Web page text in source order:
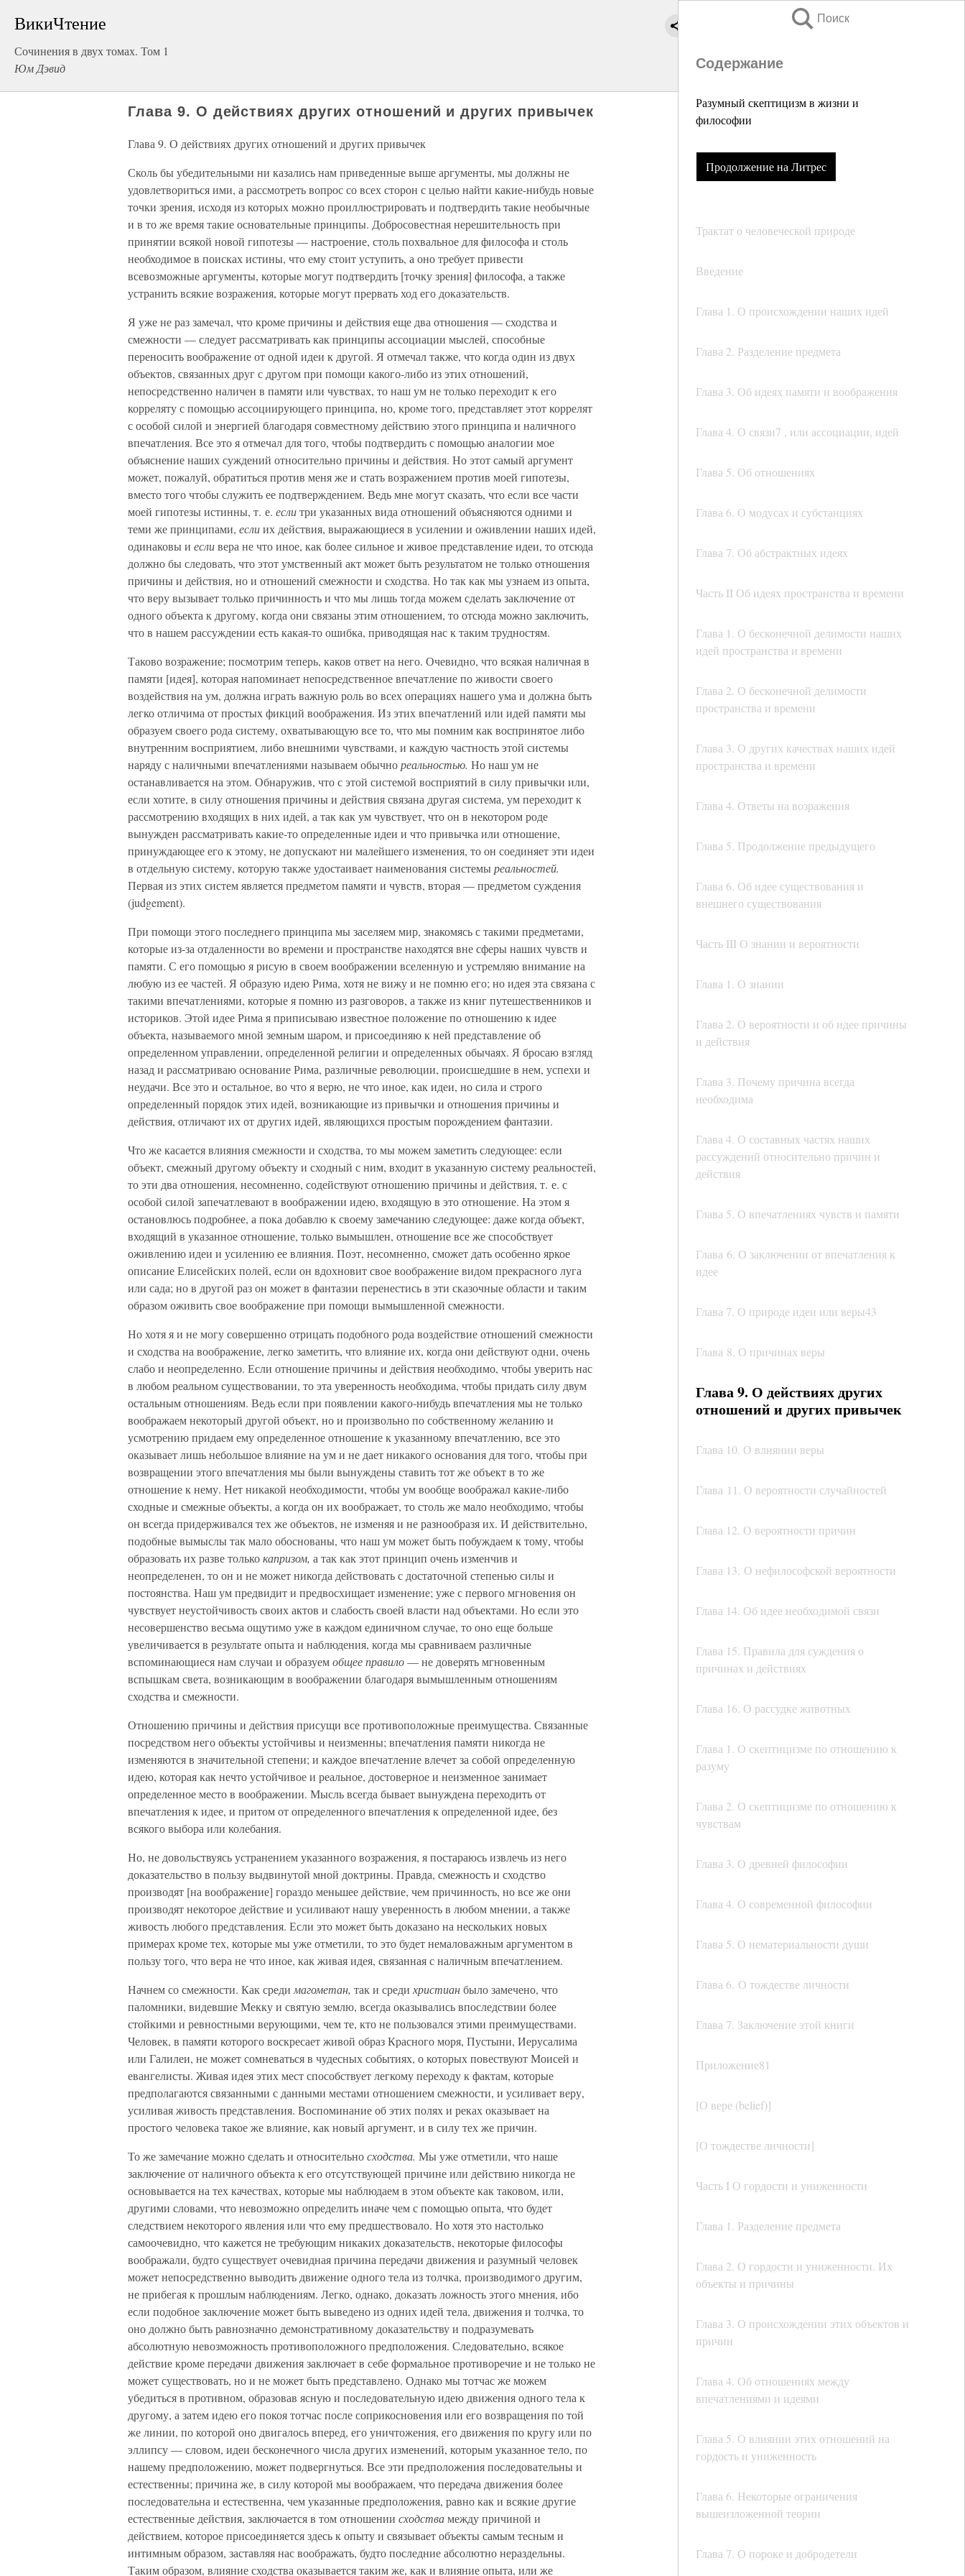
ВикиЧтение
Сочинения в двух томах. Том 1
Юм Дэвид
Поиск
Содержание
Разумный скептицизм в жизни и
философии
Продолжение на Литрес
Трактат о человеческой природе
Введение
Глава 1. О происхождении наших идей
Глава 2. Разделение предмета
Глава 3. Об идеях памяти и воображения
Глава 4. О связи7 , или ассоциации, идей
Глава 5. Об отношениях
Глава 6. О модусах и субстанциях
Глава 7. Об абстрактных идеях
Часть II Об идеях пространства и времени
Глава 1. О бесконечной делимости наших
идей пространства и времени
Глава 2. О бесконечной делимости
пространства и времени
Глава 3. О других качествах наших идей
пространства и времени
Глава 4. Ответы на возражения
Глава 5. Продолжение предыдущего
Глава 6. Об идее существования и
внешнего существования
Часть III О знании и вероятности
Глава 1. О знании
Глава 2. О вероятности и об идее причины
и действия
Глава 3. Почему причина всегда
необходима
Глава 4. О составных частях наших
рассуждений относительно причин и
действия
Глава 5. О впечатлениях чувств и памяти
Глава 6. О заключении от впечатления к
идее
Глава 7. О природе идеи или веры43
Глава 8. О причинах веры
Глава 9. О действиях других
отношений и других привычек
Глава 10. О влиянии веры
Глава 11. О вероятности случайностей
Глава 12. О вероятности причин
Глава 13. О нефилософской вероятности
Глава 14. Об идее необходимой связи
Глава 15. Правила для суждения о
причинах и действиях
Глава 16. О рассудке животных
Глава 1. О скептицизме по отношению к
разуму
Глава 2. О скептицизме по отношению к
чувствам
Глава 3. О древней философии
Глава 4. О современной философии
Глава 5. О нематериальности души
Глава 6. О тождестве личности
Глава 7. Заключение этой книги
Приложение81
[О вере (belief)]
[О тождестве личности]
Часть I О гордости и униженности
Глава 1. Разделение предмета
Глава 2. О гордости и униженности. Их
объекты и причины
Глава 3. О происхождении этих объектов и
причин
Глава 4. Об отношениях между
впечатлениями и идеями
Глава 5. О влиянии этих отношений на
гордость и униженность
Глава 6. Некоторые ограничения
вышеизложенной теории
Глава 7. О пороке и добродетели
Глава 9. О действиях других отношений и других привычек
Глава 9. О действиях других отношений и других привычек
Сколь бы убедительными ни казались нам приведенные выше аргументы, мы должны не
удовлетвориться ими, а рассмотреть вопрос со всех сторон с целью найти какие-нибудь новые
точки зрения, исходя из которых можно проиллюстрировать и подтвердить такие необычные
и в то же время такие основательные принципы. Добросовестная нерешительность при
принятии всякой новой гипотезы — настроение, столь похвальное для философа и столь
необходимое в поисках истины, что ему стоит уступить, а оно требует привести
всевозможные аргументы, которые могут подтвердить [точку зрения] философа, а также
устранить всякие возражения, которые могут прервать ход его доказательств.
Я уже не раз замечал, что кроме причины и действия еще два отношения — сходства и
смежности — следует рассматривать как принципы ассоциации мыслей, способные
переносить воображение от одной идеи к другой. Я отмечал также, что когда один из двух
объектов, связанных друг с другом при помощи какого-либо из этих отношений,
непосредственно наличен в памяти или чувствах, то наш ум не только переходит к его
корреляту с помощью ассоциирующего принципа, но, кроме того, представляет этот коррелят
с особой силой и энергией благодаря совместному действию этого принципа и наличного
впечатления. Все это я отмечал для того, чтобы подтвердить с помощью аналогии мое
объяснение наших суждений относительно причины и действия. Но этот самый аргумент
может, пожалуй, обратиться против меня же и стать возражением против моей гипотезы,
вместо того чтобы служить ее подтверждением. Ведь мне могут сказать, что если все части
моей гипотезы истинны, т. е. еслитри указанных вида отношений объясняются одними и
теми же принципами, еслиих действия, выражающиеся в усилении и оживлении наших идей,
одинаковы и есливера не что иное, как более сильное и живое представление идеи, то отсюда
должно бы следовать, что этот умственный акт может быть результатом не только отношения
причины и действия, но и отношений смежности и сходства. Но так как мы узнаем из опыта,
что веру вызывает только причинность и что мы лишь тогда можем сделать заключение от
одного объекта к другому, когда они связаны этим отношением, то отсюда можно заключить,
что в нашем рассуждении есть какая-то ошибка, приводящая нас к таким трудностям.
Таково возражение; посмотрим теперь, каков ответ на него. Очевидно, что всякая наличная в
памяти [идея], которая напоминает непосредственное впечатление по живости своего
воздействия на ум, должна играть важную роль во всех операциях нашего ума и должна быть
легко отличима от простых фикций воображения. Из этих впечатлений или идей памяти мы
образуем своего рода систему, охватывающую все то, что мы помним как воспринятое либо
внутренним восприятием, либо внешними чувствами, и каждую частность этой системы
наряду с наличными впечатлениями называем обычнореальностью. Но наш ум не
останавливается на этом. Обнаружив, что с этой системой восприятий в силу привычки или,
если хотите, в силу отношения причины и действия связана другая система, ум переходит к
рассмотрению входящих в них идей, а так как ум чувствует, что он в некотором роде
вынужден рассматривать какие-то определенные идеи и что привычка или отношение,
принуждающее его к этому, не допускают ни малейшего изменения, то он соединяет эти идеи
в отдельную систему, которую также удостаивает наименования системыреальностей.
Первая из этих систем является предметом памяти и чувств, вторая — предметом суждения
(judgement).
При помощи этого последнего принципа мы заселяем мир, знакомясь с такими предметами,
которые из-за отдаленности во времени и пространстве находятся вне сферы наших чувств и
памяти. С его помощью я рисую в своем воображении вселенную и устремляю внимание на
любую из ее частей. Я образую идею Рима, хотя не вижу и не помню его; но идея эта связана с
такими впечатлениями, которые я помню из разговоров, а также из книг путешественников и
историков. Этой идее Рима я приписываю известное положение по отношению к идее
объекта, называемого мной земным шаром, и присоединяю к ней представление об
определенном управлении, определенной религии и определенных обычаях. Я бросаю взгляд
назад и рассматриваю основание Рима, различные революции, происшедшие в нем, успехи и
неудачи. Все это и остальное, во что я верю, не что иное, как идеи, но сила и строго
определенный порядок этих идей, возникающие из привычки и отношения причины и
действия, отличают их от других идей, являющихся простым порождением фантазии.
Что же касается влияния смежности и сходства, то мы можем заметить следующее: если
объект, смежный другому объекту и сходный с ним, входит в указанную систему реальностей,
то эти два отношения, несомненно, содействуют отношению причины и действия, т. е. с
особой силой запечатлевают в воображении идею, входящую в это отношение. На этом я
остановлюсь подробнее, а пока добавлю к своему замечанию следующее: даже когда объект,
входящий в указанное отношение, только вымышлен, отношение все же способствует
оживлению идеи и усилению ее влияния. Поэт, несомненно, сможет дать особенно яркое
описание Елисейских полей, если он вдохновит свое воображение видом прекрасного луга
или сада; но в другой раз он может в фантазии перенестись в эти сказочные области и таким
образом оживить свое воображение при помощи вымышленной смежности.
Но хотя я и не могу совершенно отрицать подобного рода воздействие отношений смежности
и сходства на воображение, легко заметить, что влияние их, когда они действуют одни, очень
слабо и неопределенно. Если отношение причины и действия необходимо, чтобы уверить нас
в любом реальном существовании, то эта уверенность необходима, чтобы придать силу двум
остальным отношениям. Ведь если при появлении какого-нибудь впечатления мы не только
воображаем некоторый другой объект, но и произвольно по собственному желанию и
усмотрению придаем ему определенное отношение к указанному впечатлению, все это
оказывает лишь небольшое влияние на ум и не дает никакого основания для того, чтобы при
возвращении этого впечатления мы были вынуждены ставить тот же объект в то же
отношение к нему. Нет никакой необходимости, чтобы ум вообще воображал какие-либо
сходные и смежные объекты, а когда он их воображает, то столь же мало необходимо, чтобы
он всегда придерживался тех же объектов, не изменяя и не разнообразя их. И действительно,
подобные вымыслы так мало обоснованы, что наш ум может быть побуждаем к тому, чтобы
образовать их разве толькокапризом, а так как этот принцип очень изменчив и
неопределенен, то он и не может никогда действовать с достаточной степенью силы и
постоянства. Наш ум предвидит и предвосхищает изменение; уже с первого мгновения он
чувствует неустойчивость своих актов и слабость своей власти над объектами. Но если это
несовершенство весьма ощутимо уже в каждом единичном случае, то оно еще больше
увеличивается в результате опыта и наблюдения, когда мы сравниваем различные
вспоминающиеся нам случаи и образуемобщее правило— не доверять мгновенным
вспышкам света, возникающим в воображении благодаря вымышленным отношениям
сходства и смежности.
Отношению причины и действия присущи все противоположные преимущества. Связанные
посредством него объекты устойчивы и неизменны; впечатления памяти никогда не
изменяются в значительной степени; и каждое впечатление влечет за собой определенную
идею, которая как нечто устойчивое и реальное, достоверное и неизменное занимает
определенное место в воображении. Мысль всегда бывает вынуждена переходить от
впечатления к идее, и притом от определенного впечатления к определенной идее, без
всякого выбора или колебания.
Но, не довольствуясь устранением указанного возражения, я постараюсь извлечь из него
доказательство в пользу выдвинутой мной доктрины. Правда, смежность и сходство
производят [на воображение] гораздо меньшее действие, чем причинность, но все же они
производят некоторое действие и усиливают нашу уверенность в любом мнении, а также
живость любого представления. Если это может быть доказано на нескольких новых
примерах кроме тех, которые мы уже отметили, то это будет немаловажным аргументом в
пользу того, что вера не что иное, как живая идея, связанная с наличным впечатлением.
Начнем со смежности. Как среди магометан, так и среди христианбыло замечено, что
паломники, видевшие Мекку и святую землю, всегда оказывались впоследствии более
стойкими и ревностными верующими, чем те, кто не пользовался этими преимуществами.
Человек, в памяти которого воскресает живой образ Красного моря, Пустыни, Иерусалима
или Галилеи, не может сомневаться в чудесных событиях, о которых повествуют Моисей и
евангелисты. Живая идея этих мест способствует легкому переходу к фактам, которые
предполагаются связанными с данными местами отношением смежности, и усиливает веру,
усиливая живость представления. Воспоминание об этих полях и реках оказывает на
простого человека такое же влияние, как новый аргумент, и в силу тех же причин.
То же замечание можно сделать и относительносходства. Мы уже отметили, что наше
заключение от наличного объекта к его отсутствующей причине или действию никогда не
основывается на тех качествах, которые мы наблюдаем в этом объекте как таковом, или,
другими словами, что невозможно определить иначе чем с помощью опыта, что будет
следствием некоторого явления или что ему предшествовало. Но хотя это настолько
самоочевидно, что кажется не требующим никаких доказательств, некоторые философы
воображали, будто существует очевидная причина передачи движения и разумный человек
может непосредственно выводить движение одного тела из толчка, производимого другим,
не прибегая к прошлым наблюдениям. Легко, однако, доказать ложность этого мнения, ибо
если подобное заключение может быть выведено из одних идей тела, движения и толчка, то
оно должно быть равнозначно демонстративному доказательству и подразумевать
абсолютную невозможность противоположного предположения. Следовательно, всякое
действие кроме передачи движения заключает в себе формальное противоречие и не только не
может существовать, но и не может быть представлено. Однако мы тотчас же можем
убедиться в противном, образовав ясную и последовательную идею движения одного тела к
другому, а затем идею его покоя тотчас после соприкосновения или его возвращения по той
же линии, по которой оно двигалось вперед, его уничтожения, его движения по кругу или по
эллипсу — словом, идеи бесконечного числа других изменений, которым указанное тело, по
нашему предположению, может подвергнуться. Все эти предположения последовательны и
естественны; причина же, в силу которой мы воображаем, что передача движения более
последовательна и естественна, чем указанные предположения, равно как и всякие другие
естественные действия, заключается в том отношении сходствамежду причиной и
действием, которое присоединяется здесь к опыту и связывает объекты самым тесным и
интимным образом, заставляя нас воображать, будто последние абсолютно нераздельны.
Таким образом, влияние сходства оказывается таким же, как и влияние опыта, или же